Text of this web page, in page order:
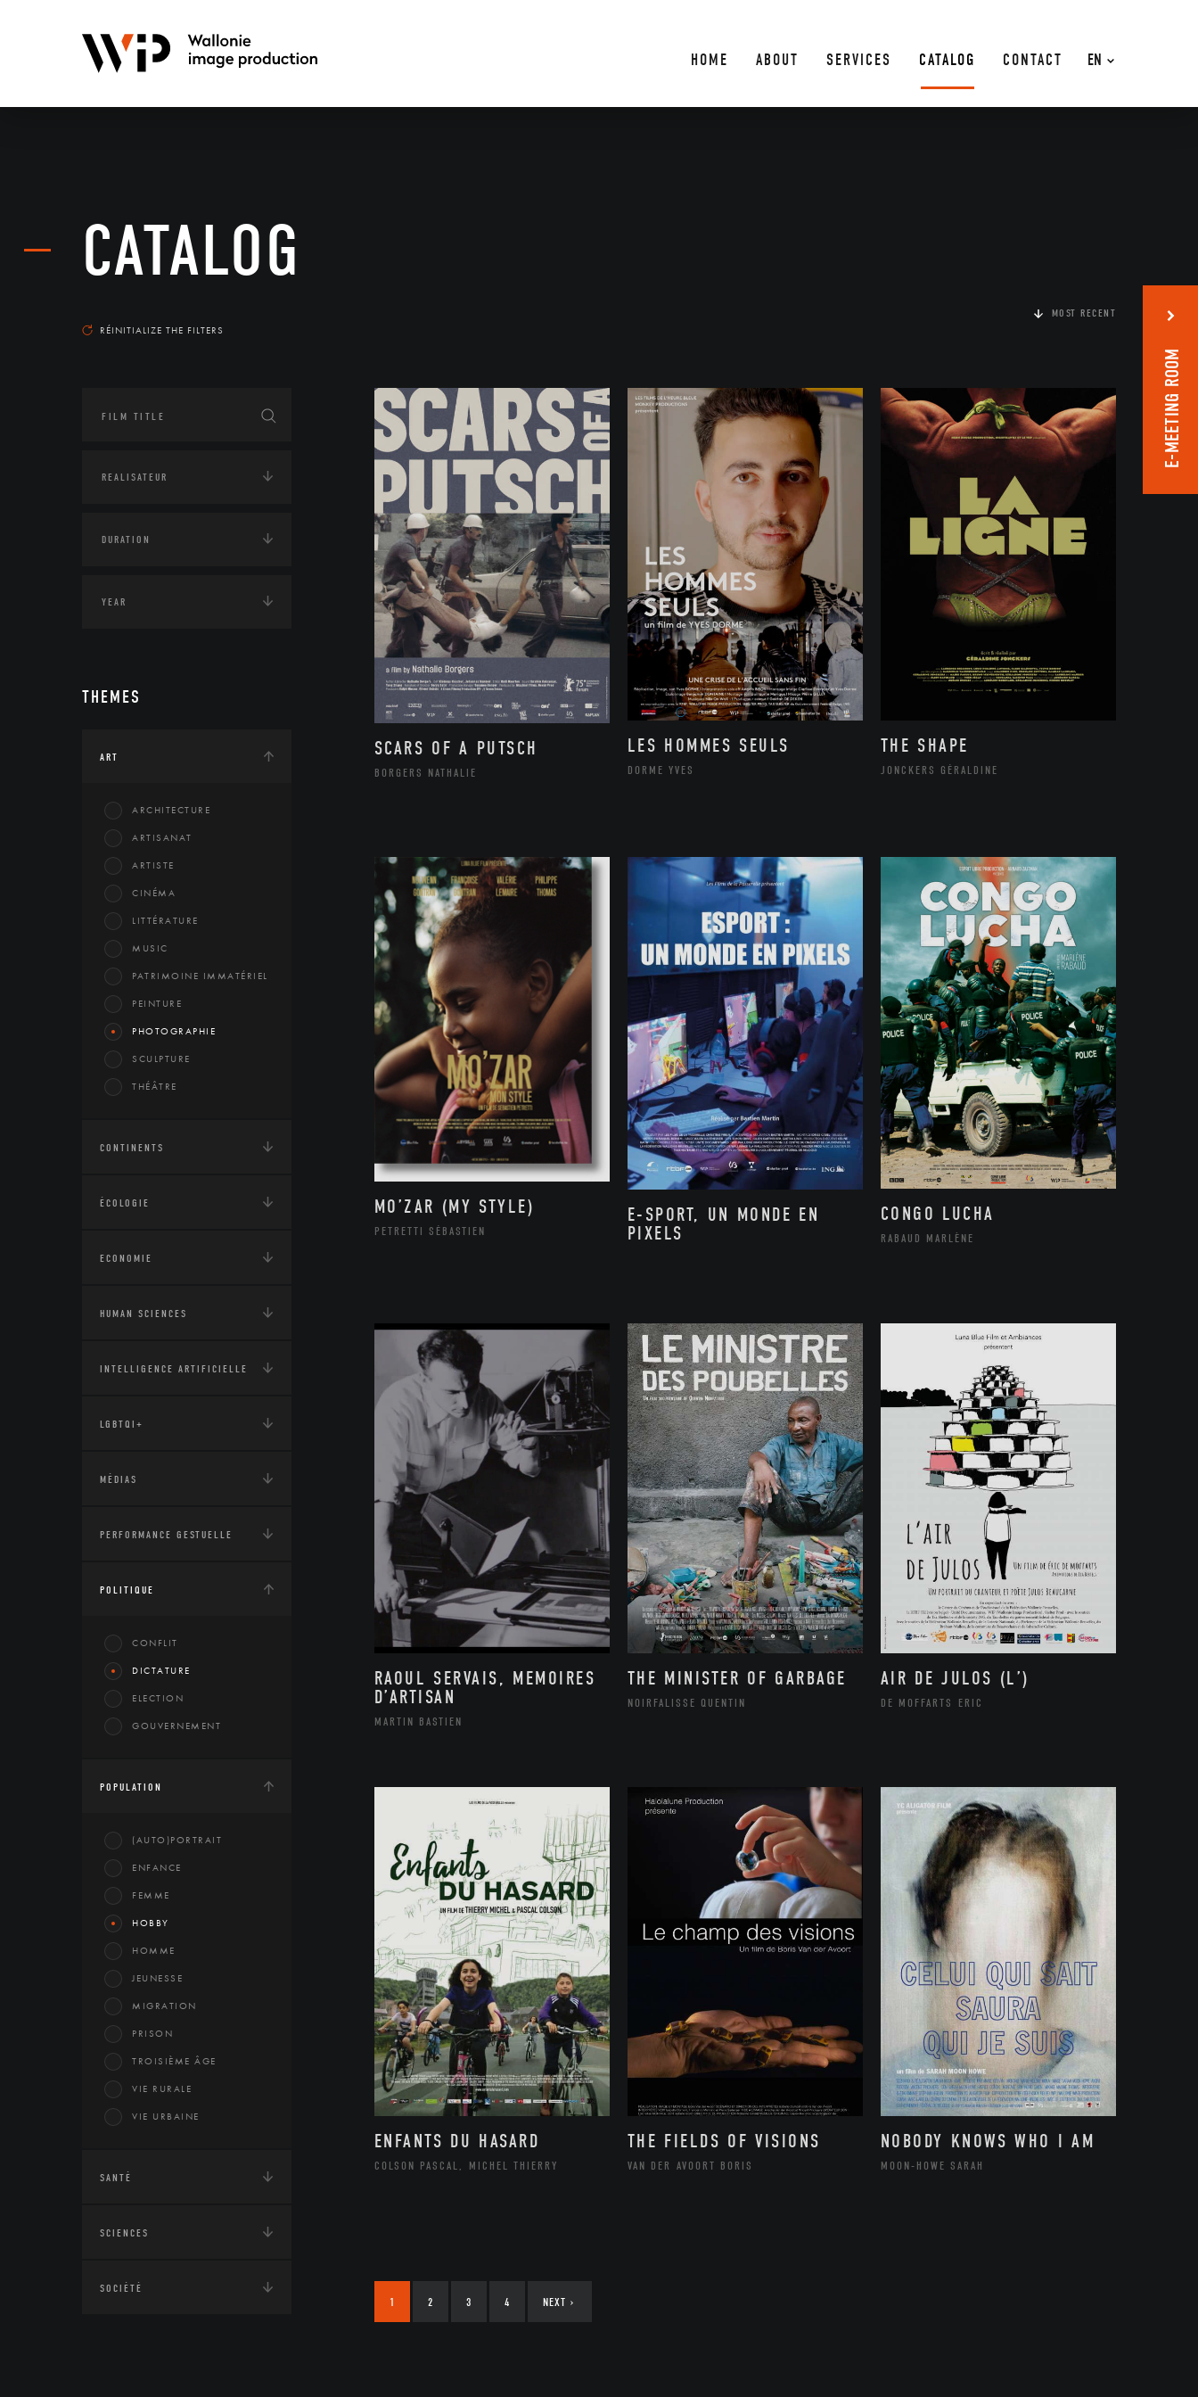
EN
HOME ABOUT SERVICES CATALOG CONTACT
CATALOG
RÉINITIALIZE THE FILTERS
THEMES
ART
ARCHITECTURE
ARTISANAT
ARTISTE
CINÉMA
LITTÉRATURE
MUSIC
PATRIMOINE IMMATÉRIEL
PEINTURE
PHOTOGRAPHIE
SCULPTURE
THÉÂTRE
CONTINENTS
ÉCOLOGIE
ECONOMIE
HUMAN SCIENCES
INTELLIGENCE ARTIFICIELLE
LGBTQI+
MÉDIAS
PERFORMANCE GESTUELLE
POLITIQUE
CONFLIT
DICTATURE
ELECTION
GOUVERNEMENT
POPULATION
(AUTO)PORTRAIT
ENFANCE
FEMME
HOBBY
HOMME
JEUNESSE
MIGRATION
PRISON
TROISIÈME ÂGE
VIE RURALE
VIE URBAINE
SANTÉ
SCIENCES
SOCIÉTÉ
MOST RECENT
SCARS OF A PUTSCH
BORGERS NATHALIE
LES HOMMES SEULS
DORME YVES
THE SHAPE
JONCKERS GÉRALDINE
MO’ZAR (MY STYLE)
PETRETTI SÉBASTIEN
E-SPORT, UN MONDE EN
PIXELS
CONGO LUCHA
RABAUD MARLÈNE
RAOUL SERVAIS, MEMOIRES
D’ARTISAN
MARTIN BASTIEN
THE MINISTER OF GARBAGE
NOIRFALISSE QUENTIN
AIR DE JULOS (L’)
DE MOFFARTS ERIC
ENFANTS DU HASARD
COLSON PASCAL, MICHEL THIERRY
THE FIELDS OF VISIONS
VAN DER AVOORT BORIS
NOBODY KNOWS WHO I AM
MOON-HOWE SARAH
1 2 3 4 NEXT ›
E-MEETING ROOM